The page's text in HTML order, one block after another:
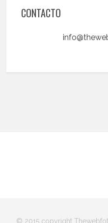
CONTACTO
© 2015 copyright